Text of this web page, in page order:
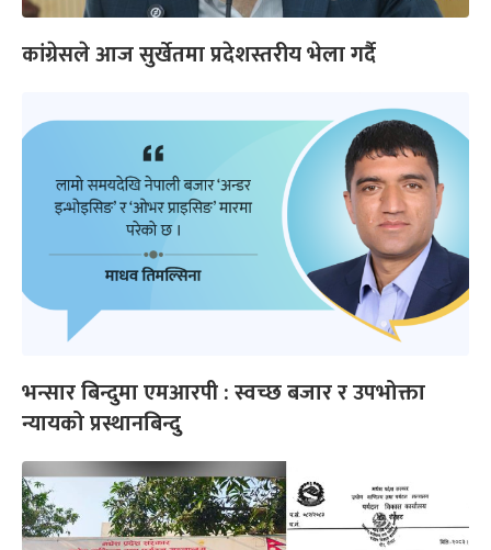
कांग्रेसले आज सुर्खेतमा प्रदेशस्तरीय भेला गर्दै
भन्सार बिन्दुमा एमआरपी : स्वच्छ बजार र उपभोक्ता
न्यायको प्रस्थानबिन्दु